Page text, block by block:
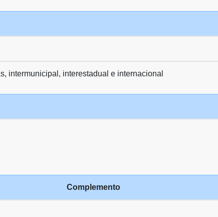
intermunicipal, interestadual e internacional
Complemento